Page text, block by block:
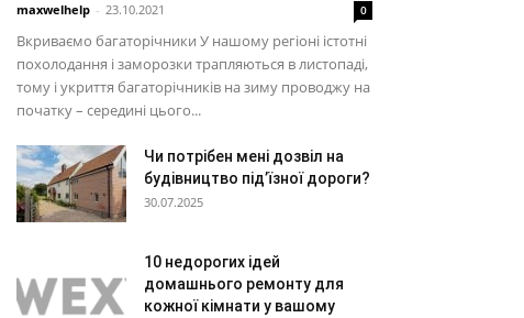
maxwelhelp - 23.10.2021 0
Вкриваємо багаторічники У нашому регіоні істотні
похолодання і заморозки трапляються в листопаді,
тому і укриття багаторічників на зиму проводжу на
початку – середині цього...
Чи потрібен мені дозвіл на
будівництво під’їзної дороги?
30.07.2025
10 недорогих ідей
домашнього ремонту для
кожної кімнати у вашому